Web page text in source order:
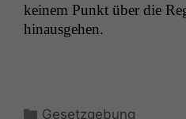
keinem Punkt über die
hinausgehen.
Kategorien
Gesetzgebung